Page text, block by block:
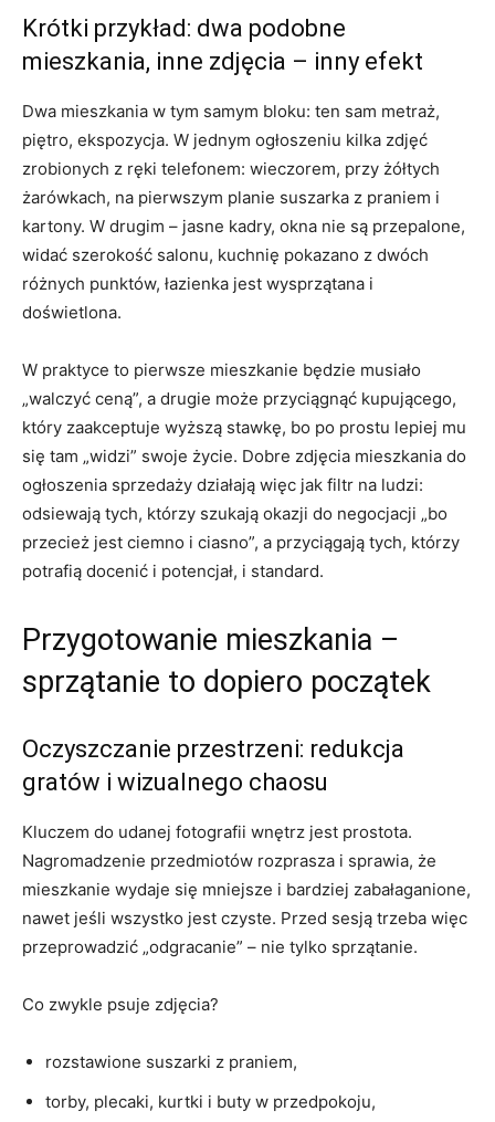
Krótki przykład: dwa podobne
mieszkania, inne zdjęcia – inny efekt
Dwa mieszkania w tym samym bloku: ten sam metraż,
piętro, ekspozycja. W jednym ogłoszeniu kilka zdjęć
zrobionych z ręki telefonem: wieczorem, przy żółtych
żarówkach, na pierwszym planie suszarka z praniem i
kartony. W drugim – jasne kadry, okna nie są przepalone,
widać szerokość salonu, kuchnię pokazano z dwóch
różnych punktów, łazienka jest wysprzątana i
doświetlona.
W praktyce to pierwsze mieszkanie będzie musiało
„walczyć ceną”, a drugie może przyciągnąć kupującego,
który zaakceptuje wyższą stawkę, bo po prostu lepiej mu
się tam „widzi” swoje życie. Dobre zdjęcia mieszkania do
ogłoszenia sprzedaży działają więc jak filtr na ludzi:
odsiewają tych, którzy szukają okazji do negocjacji „bo
przecież jest ciemno i ciasno”, a przyciągają tych, którzy
potrafią docenić i potencjał, i standard.
Przygotowanie mieszkania –
sprzątanie to dopiero początek
Oczyszczanie przestrzeni: redukcja
gratów i wizualnego chaosu
Kluczem do udanej fotografii wnętrz jest prostota.
Nagromadzenie przedmiotów rozprasza i sprawia, że
mieszkanie wydaje się mniejsze i bardziej zabałaganione,
nawet jeśli wszystko jest czyste. Przed sesją trzeba więc
przeprowadzić „odgracanie” – nie tylko sprzątanie.
Co zwykle psuje zdjęcia?
rozstawione suszarki z praniem,
torby, plecaki, kurtki i buty w przedpokoju,